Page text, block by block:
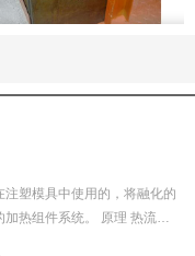
塑模具中使用的，将融化的
热组件系统。 原理 热流道